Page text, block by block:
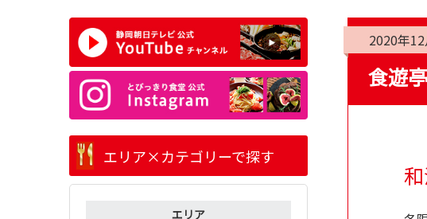
2020年
食遊
エリア×カテゴリーで探す
エリア